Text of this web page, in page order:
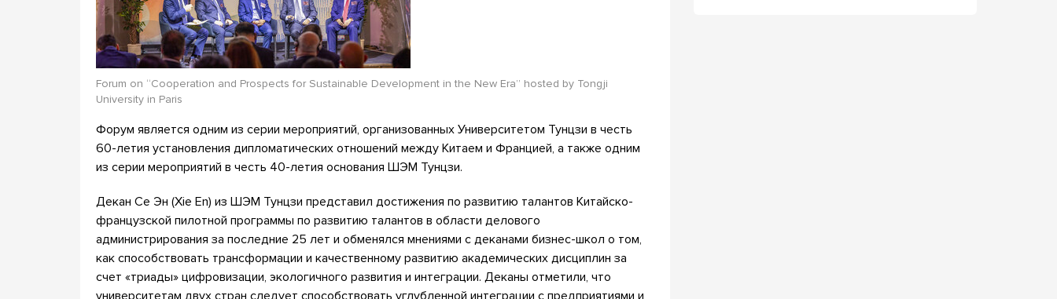
Forum on “Cooperation and Prospects for Sustainable Development in the New Era” hosted by Tongji
University in Paris
Форум является одним из серии мероприятий, организованных Университетом Тунцзи в честь
60-летия установления дипломатических отношений между Китаем и Францией, а также одним
из серии мероприятий в честь 40-летия основания ШЭМ Тунцзи.
Декан Се Эн (Xie En) из ШЭМ Тунцзи представил достижения по развитию талантов Китайско-
французской пилотной программы по развитию талантов в области делового
администрирования за последние 25 лет и обменялся мнениями с деканами бизнес-школ о том,
как способствовать трансформации и качественному развитию академических дисциплин за
счет «триады» цифровизации, экологичного развития и интеграции. Деканы отметили, что
университетам двух стран следует способствовать углубленной интеграции с предприятиями и